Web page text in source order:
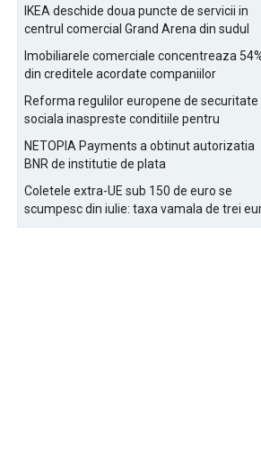
IKEA deschide doua puncte de servicii in
centrul comercial Grand Arena din sudul
Imobiliarele comerciale concentreaza
din creditele acordate companiilor
Reforma regulilor europene de securitate
sociala inaspreste conditiile pentru
NETOPIA Payments a obtinut autorizatia
BNR de institutie de plata
Coletele extra-UE sub 150 de euro se
scumpesc din iulie: taxa vamala de trei
pe articol, adaugata la taxa logistica